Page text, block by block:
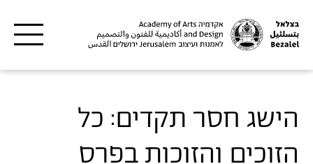
הישג חסר תקדים: כל
הזוכים והזוכות בפרס